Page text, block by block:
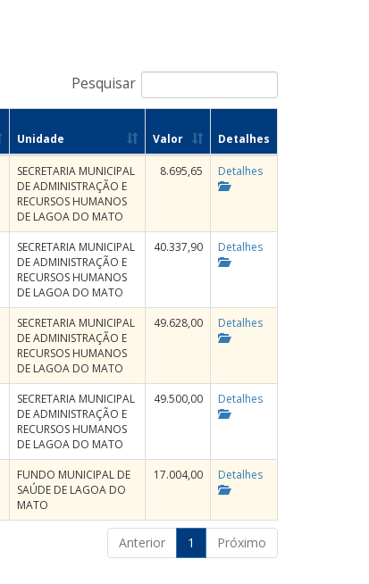
Pesquisar
Unidade Valor Detalhes
SECRETARIA MUNICIPAL
DE ADMINISTRAÇÃO E
RECURSOS HUMANOS
DE LAGOA DO MATO
8.695,65 Detalhes
SECRETARIA MUNICIPAL
DE ADMINISTRAÇÃO E
RECURSOS HUMANOS
DE LAGOA DO MATO
40.337,90 Detalhes
SECRETARIA MUNICIPAL
DE ADMINISTRAÇÃO E
RECURSOS HUMANOS
DE LAGOA DO MATO
49.628,00 Detalhes
SECRETARIA MUNICIPAL
DE ADMINISTRAÇÃO E
RECURSOS HUMANOS
DE LAGOA DO MATO
49.500,00 Detalhes
FUNDO MUNICIPAL DE
SAÚDE DE LAGOA DO
MATO
17.004,00 Detalhes
Anterior 1 Próximo